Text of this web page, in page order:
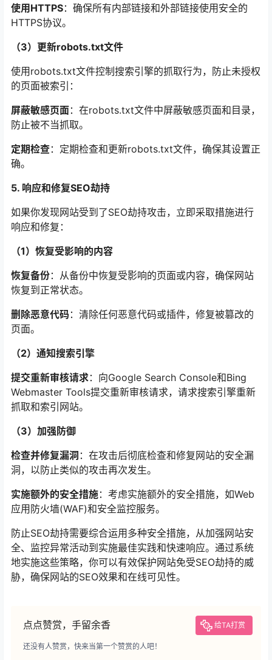
使用HTTPS：确保所有内部链接和外部链接使用安全的
HTTPS协议。
（3）更新robots.txt文件
使用robots.txt文件控制搜索引擎的抓取行为，防止未授权
的页面被索引：
屏蔽敏感页面：在robots.txt文件中屏蔽敏感页面和目录，
防止被不当抓取。
定期检查：定期检查和更新robots.txt文件，确保其设置正
确。
5. 响应和修复SEO劫持
如果你发现网站受到了SEO劫持攻击，立即采取措施进行
响应和修复：
（1）恢复受影响的内容
恢复备份：从备份中恢复受影响的页面或内容，确保网站
恢复到正常状态。
删除恶意代码：清除任何恶意代码或插件，修复被篡改的
页面。
（2）通知搜索引擎
提交重新审核请求：向Google Search Console和Bing
Webmaster Tools提交重新审核请求，请求搜索引擎重新
抓取和索引网站。
（3）加强防御
检查并修复漏洞 ：在攻击后彻底检查和修复网站的安全漏
洞，以防止类似的攻击再次发生。
实施额外的安全措施：考虑实施额外的安全措施，如Web
应用防火墙(WAF)和安全监控服务。
防止SEO劫持需要综合运用多种安全措施，从加强网站安
全、监控异常活动到实施最佳实践和快速响应。通过系统
地实施这些策略，你可以有效保护网站免受SEO劫持的威
胁，确保网站的SEO效果和在线可见性。
点点赞赏，手留余香 给TA打赏
还没有人赞赏，快来当第一个赞赏的人吧！